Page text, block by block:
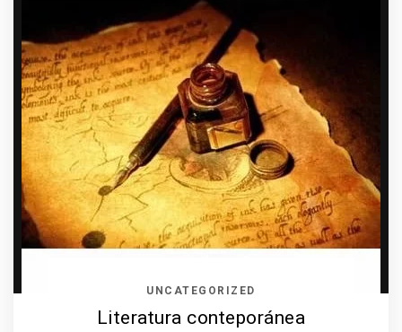
UNCATEGORIZED
Literatura conteporánea